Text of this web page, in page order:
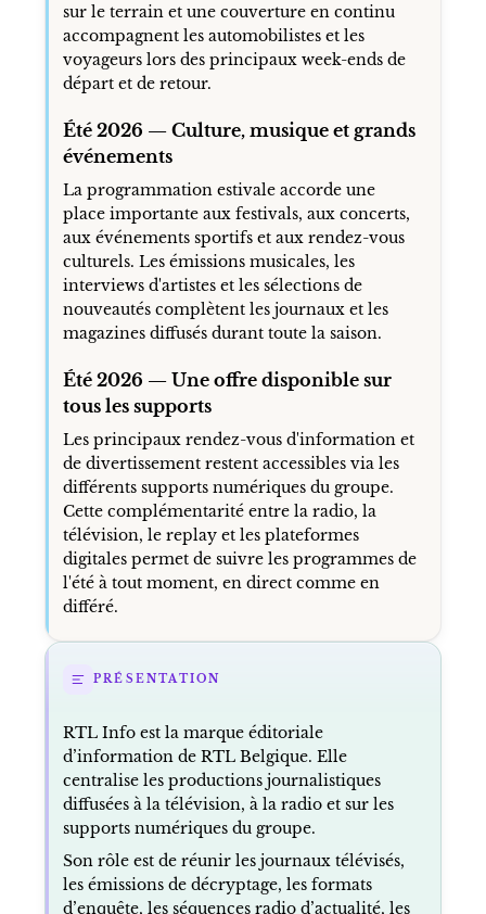
sur le terrain et une couverture en continu
accompagnent les automobilistes et les
voyageurs lors des principaux week-ends de
départ et de retour.
Été 2026 — Culture, musique et grands
événements
La programmation estivale accorde une
place importante aux festivals, aux concerts,
aux événements sportifs et aux rendez-vous
culturels. Les émissions musicales, les
interviews d'artistes et les sélections de
nouveautés complètent les journaux et les
magazines diffusés durant toute la saison.
Été 2026 — Une offre disponible sur
tous les supports
Les principaux rendez-vous d'information et
de divertissement restent accessibles via les
différents supports numériques du groupe.
Cette complémentarité entre la radio, la
télévision, le replay et les plateformes
digitales permet de suivre les programmes de
l'été à tout moment, en direct comme en
différé.
PRÉSENTATION
RTL Info est la marque éditoriale
d’information de RTL Belgique. Elle
centralise les productions journalistiques
diffusées à la télévision, à la radio et sur les
supports numériques du groupe.
Son rôle est de réunir les journaux télévisés,
les émissions de décryptage, les formats
d’enquête, les séquences radio d’actualité, les